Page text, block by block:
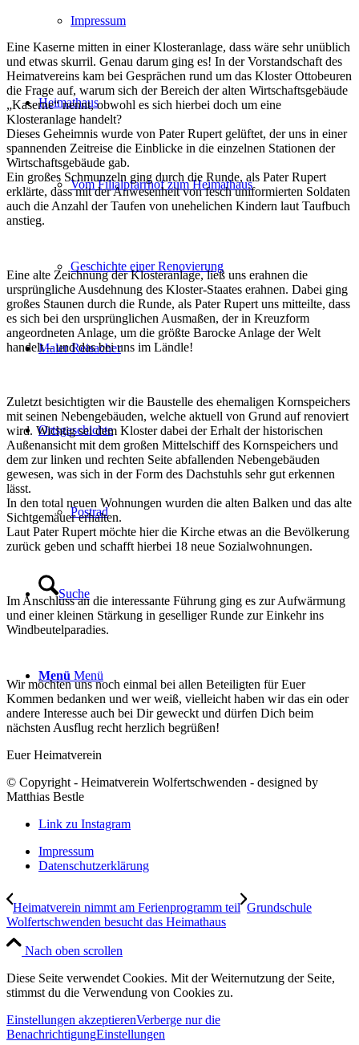
Impressum
Heimathaus
Vom Filialpfarrhof zum Heimathaus
Geschichte einer Renovierung
Maler Reisacher
Ortsgeschichte
Postrad
Suche
Menü Menü
Eine Kaserne mitten in einer Klosteranlage, dass wäre sehr unüblich
und etwas skurril. Genau darum ging es! In der Vorstandschaft des
Heimatvereins kam bei Gesprächen rund um das Kloster Ottobeuren
die Frage auf, warum sich der Bereich der alten Wirtschaftsgebäude
„Kaserne“ nennt, obwohl es sich hierbei doch um eine
Klosteranlage handelt?
Dieses Geheimnis wurde von Pater Rupert gelüftet, der uns in einer
spannenden Zeitreise die Einblicke in die einzelnen Stationen der
Wirtschaftsgebäude gab.
Ein großes Schmunzeln ging durch die Runde, als Pater Rupert
erklärte, dass mit der Anwesenheit von fesch uniformierten Soldaten
auch die Anzahl der Taufen von unehelichen Kindern laut Taufbuch
anstieg.
Eine alte Zeichnung der Klosteranlage, ließ uns erahnen die
ursprüngliche Ausdehnung des Kloster-Staates erahnen. Dabei ging
großes Staunen durch die Runde, als Pater Rupert uns mitteilte, dass
es sich bei den ursprünglichen Ausmaßen, der in Kreuzform
angeordneten Anlage, um die größte Barocke Anlage der Welt
handelt – und das bei uns im Ländle!
Zuletzt besichtigten wir die Baustelle des ehemaligen Kornspeichers
mit seinen Nebengebäuden, welche aktuell von Grund auf renoviert
wird. Wichtig sei dem Kloster dabei der Erhalt der historischen
Außenansicht mit dem großen Mittelschiff des Kornspeichers und
dem zur linken und rechten Seite abfallenden Nebengebäuden
gewesen, was sich in der Form des Dachstuhls sehr gut erkennen
lässt.
In den total neuen Wohnungen wurden die alten Balken und das alte
Sichtgemäuer erhalten.
Laut Pater Rupert möchte hier die Kirche etwas an die Bevölkerung
zurück geben und schafft hierbei 18 neue Sozialwohnungen.
Im Anschluss an die interessante Führung ging es zur Aufwärmung
und einer kleinen Stärkung in geselliger Runde zur Einkehr ins
Windbeutelparadies.
Wir möchten uns noch einmal bei allen Beteiligten für Euer
Kommen bedanken und wer weiß, vielleicht haben wir das ein oder
andere Interesse auch bei Dir geweckt und dürfen Dich beim
nächsten Ausflug recht herzlich begrüßen!
Euer Heimatverein
© Copyright - Heimatverein Wolfertschwenden - designed by
Matthias Bestle
Link zu Instagram
Impressum
Datenschutzerklärung
Heimatverein nimmt am Ferienprogramm teil Grundschule
Wolfertschwenden besucht das Heimathaus
Nach oben scrollen
Diese Seite verwendet Cookies. Mit der Weiternutzung der Seite,
stimmst du die Verwendung von Cookies zu.
Einstellungen akzeptierenVerberge nur die
BenachrichtigungEinstellungen